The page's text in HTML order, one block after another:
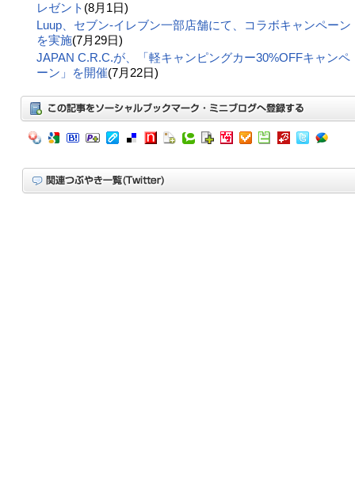
レゼント (8月1日)
Luup、セブン‐イレブン一部店舗にて、コラボキャンペーン
を実施(7月29日)
JAPAN C.R.C.が、「軽キャンピングカー30%OFFキャンペ
ーン」を開催(7月22日)